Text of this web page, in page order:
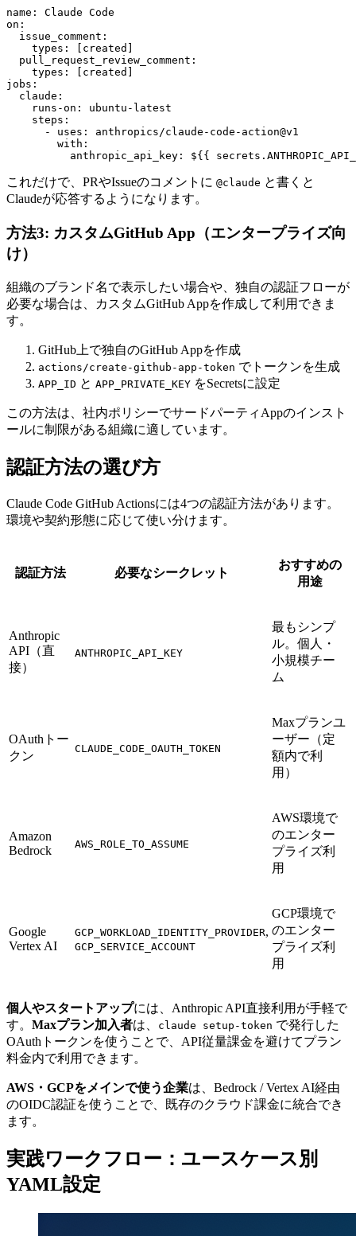
name: Claude Code
on:
  issue_comment:
    types: [created]
  pull_request_review_comment:
    types: [created]
jobs:
  claude:
    runs-on: ubuntu-latest
    steps:
      - uses: anthropics/claude-code-action@v1
        with:
anthropic_api_key: ${{
これだけで、PRやIssueのコメントに @claude と書くと
Claudeが応答するようになります。
方法3: カスタムGitHub App（エンタープライズ向
け）
組織のブランド名で表示したい場合や、独自の認証フローが
必要な場合は、カスタムGitHub Appを作成して利用できま
す。
GitHub上で独自のGitHub Appを作成
actions/create-github-app-token でトークンを生成
APP_ID と APP_PRIVATE_KEY をSecretsに設定
この方法は、社内ポリシーでサードパーティAppのインスト
ールに制限がある組織に適しています。
認証方法の選び方
Claude Code GitHub Actionsには4つの認証方法があります。
環境や契約形態に応じて使い分けます。
認証方法 必要なシークレット
おすすめの
用途
Anthropic
API（直
接）
ANTHROPIC_API_KEY
最もシンプ
ル。個人・
小規模チー
ム
OAuthトー
クン
CLAUDE_CODE_OAUTH_TOKEN
Maxプランユ
ーザー（定
額内で利
用）
Amazon
Bedrock
AWS_ROLE_TO_ASSUME
AWS環境で
のエンター
プライズ利
用
Google
Vertex AI
GCP_WORKLOAD_IDENTITY_PROVIDER,
GCP_SERVICE_ACCOUNT
GCP環境で
のエンター
プライズ利
用
個人やスタートアップには、Anthropic API直接利用が手軽で
す。 Maxプラン加入者は、 claude setup-token で発行した
OAuthトークンを使うことで、API従量課金を避けてプラン
料金内で利用できます。
AWS・GCPをメインで使う企業は、Bedrock / Vertex AI経由
のOIDC認証を使うことで、既存のクラウド課金に統合でき
ます。
実践ワークフロー：ユースケース別
YAML設定